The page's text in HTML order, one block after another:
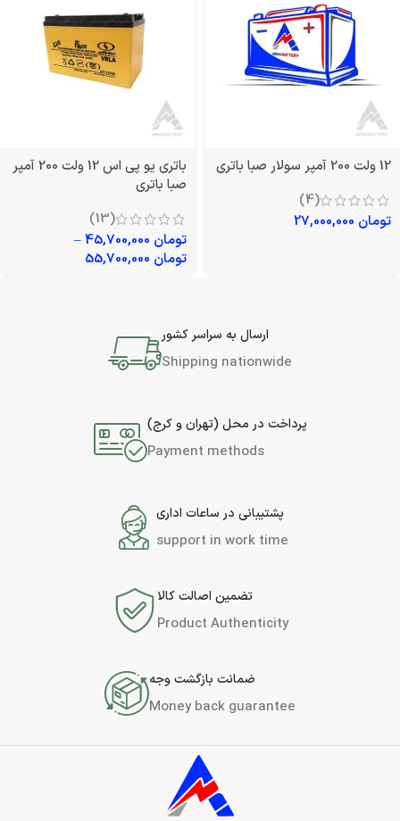
12 ولت 200 آمپر سولار صبا باتری
(4)
تومان
باتری یو پی اس 12 ولت 200 آمپر
صبا باتری
(13)
تومان
–
تومان
ارسال به سراسر کشور
Shipping nationwide
پرداخت در محل (تهران و کرج)
Payment methods
پشتیبانی در ساعات اداری
support in work time
تضمین اصالت کالا
Product Authenticity
ضمانت بازگشت وجه
Money back guarantee